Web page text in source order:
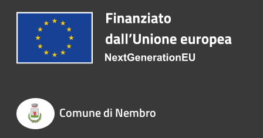
Comune di Nembro